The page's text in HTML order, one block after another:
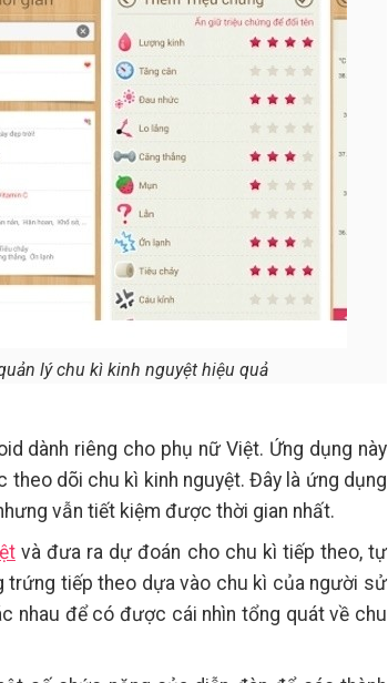
lý chu kì kinh nguyệt hiệu quả
dành riêng cho phụ nữ Việt. Ứng dụng này
dõi chu kì kinh nguyệt. Đây là ứng dụng
vẫn tiết kiệm được thời gian nhất.
và đưa ra dự đoán cho chu kì tiếp theo, tự
trứng tiếp theo dựa vào chu kì của người sử
nhau để có được cái nhìn tổng quát về chu